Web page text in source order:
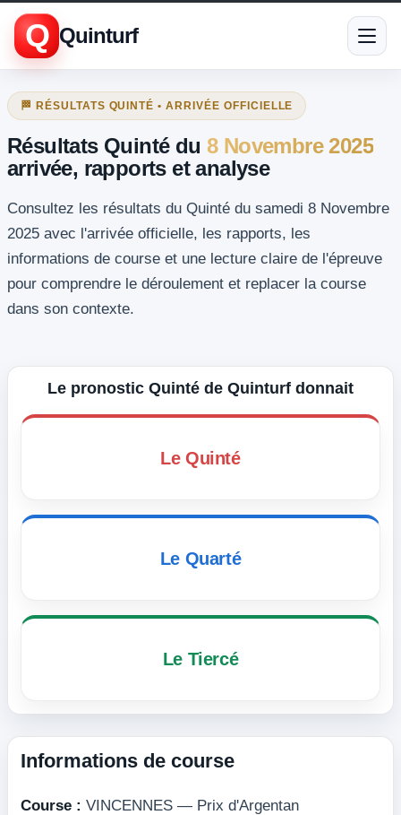
Q Quinturf
🏁 RÉSULTATS QUINTÉ • ARRIVÉE OFFICIELLE
Résultats Quinté du 8 Novembre 2025
arrivée, rapports et analyse
Consultez les résultats du Quinté du samedi 8 Novembre
2025 avec l'arrivée officielle, les rapports, les
informations de course et une lecture claire de l'épreuve
pour comprendre le déroulement et replacer la course
dans son contexte.
Le pronostic Quinté de Quinturf donnait
Le Quinté
Le Quarté
Le Tiercé
Informations de course
Course : VINCENNES — Prix d'Argentan